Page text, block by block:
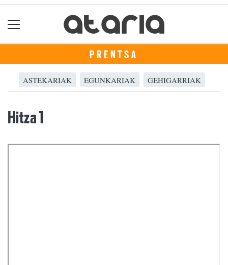
PRENTSA
ASTEKARIAK EGUNKARIAK GEHIGARRIAK
Hitza 1